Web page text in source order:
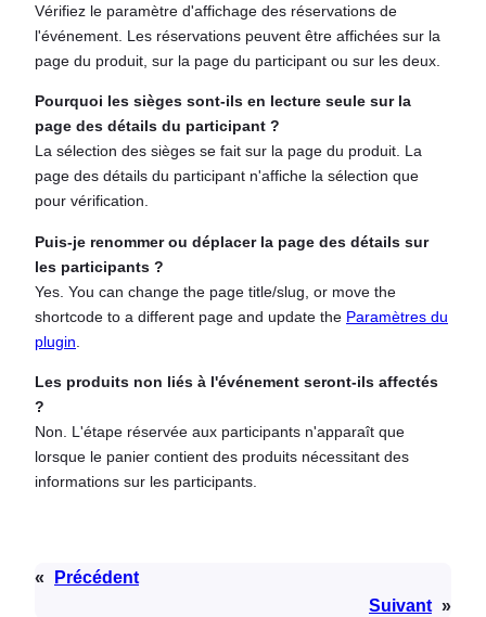
Vérifiez le paramètre d'affichage des réservations de
l'événement. Les réservations peuvent être affichées sur la
page du produit, sur la page du participant ou sur les deux.
Pourquoi les sièges sont-ils en lecture seule sur la
page des détails du participant ?
La sélection des sièges se fait sur la page du produit. La
page des détails du participant n'affiche la sélection que
pour vérification.
Puis-je renommer ou déplacer la page des détails sur
les participants ?
Yes. You can change the page title/slug, or move the
shortcode to a different page and update the Paramètres du
plugin
Les produits non liés à l'événement seront-ils affectés
?
Non. L'étape réservée aux participants n'apparaît que
lorsque le panier contient des produits nécessitant des
informations sur les participants.
«
Précédent
Suivant »